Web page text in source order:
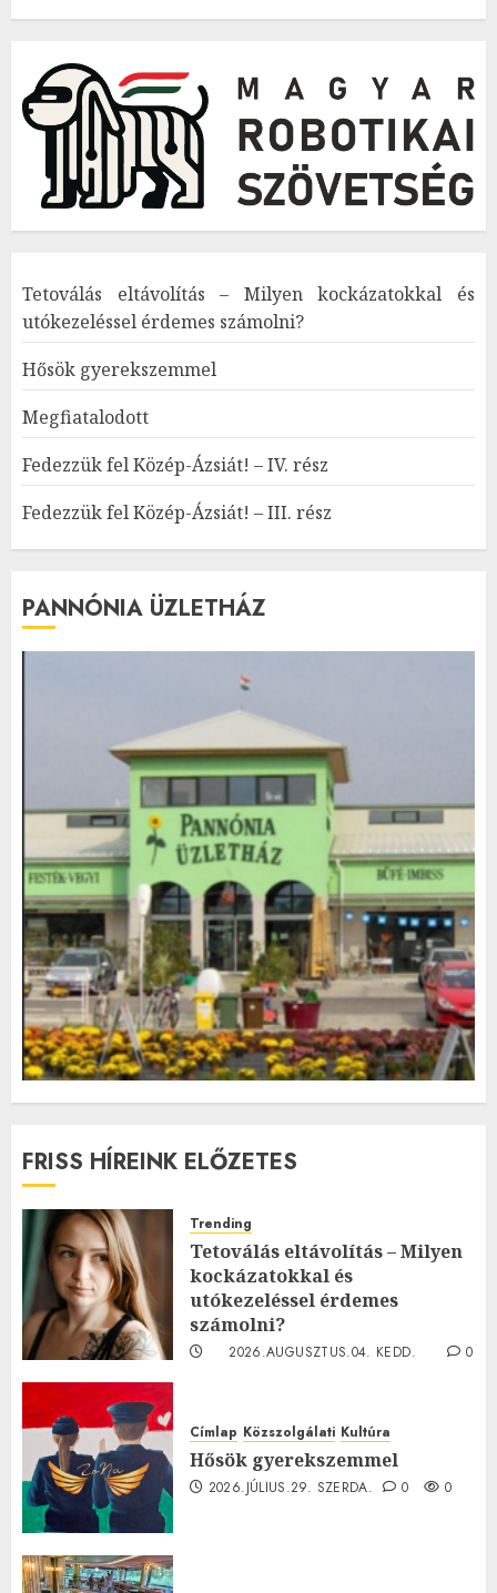
Tetoválás eltávolítás – Milyen kockázatokkal és
utókezeléssel érdemes számolni?
Hősök gyerekszemmel
Megfiatalodott
Fedezzük fel Közép-Ázsiát! – IV. rész
Fedezzük fel Közép-Ázsiát! – III. rész
PANNÓNIA ÜZLETHÁZ
FRISS HÍREINK ELŐZETES
Trending
Tetoválás eltávolítás – Milyen
kockázatokkal és
utókezeléssel érdemes
számolni?
2026.AUGUSZTUS.04. KEDD.
0
Címlap Közszolgálati Kultúra
Hősök gyerekszemmel
2026.JÚLIUS.29. SZERDA. 0 0